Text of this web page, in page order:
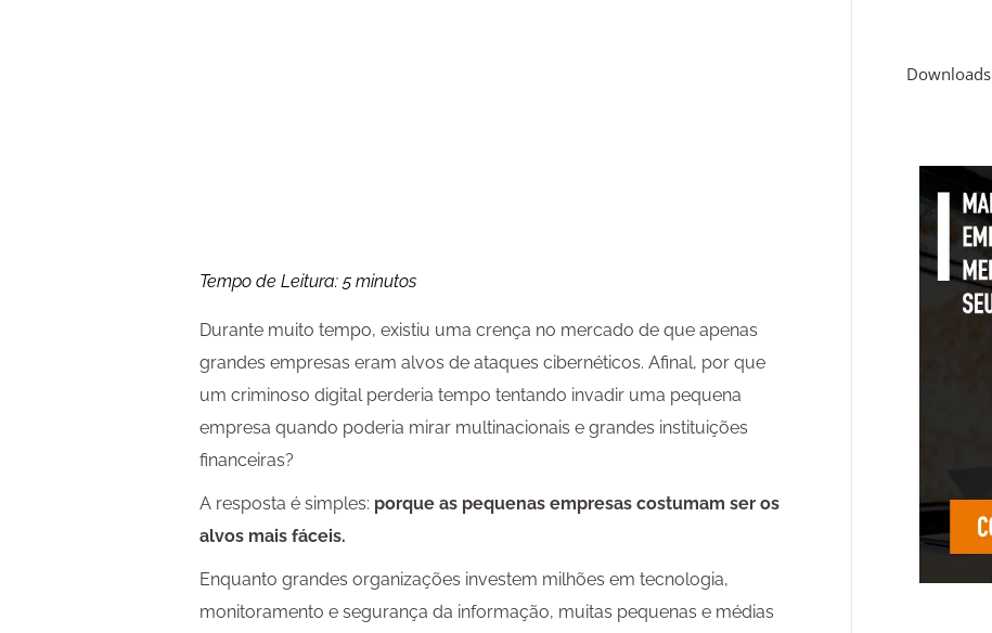
Tempo de Leitura:5 minutos
Durante muito tempo, existiu uma crença no mercado de que apenas
grandes empresas eram alvos de ataques cibernéticos. Afinal, por que
um criminoso digital perderia tempo tentando invadir uma pequena
empresa quando poderia mirar multinacionais e grandes instituições
financeiras?
A resposta é simples: porque as pequenas empresas costumam ser os
alvos mais fáceis.
Enquanto grandes organizações investem milhões em tecnologia,
monitoramento e segurança da informação, muitas pequenas e médias
Downloads